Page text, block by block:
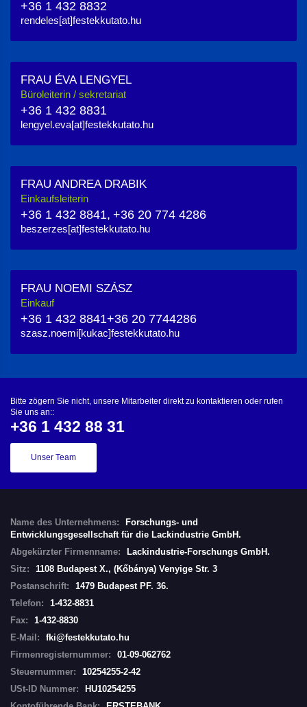
+36 1 432 8832
rendeles[at]festekkutato.hu
FRAU ÉVA LENGYEL
Büroleiterin / sekretariat
+36 1 432 8831
lengyel.eva[at]festekkutato.hu
FRAU ANDREA DRABIK
Einkaufsleiterin
+36 1 432 8841, +36 20 774 4286
beszerzes[at]festekkutato.hu
FRAU NOEMI SZÁSZ
Einkauf
+36 1 432 8841+36 20 7744286
szasz.noemi[kukac]festekkutato.hu
Bitte zögern Sie nicht, unsere Mitarbeiter direkt zu kontaktieren oder rufen
Sie uns an::
+36 1 432 88 31
Unser Team
Name des Unternehmens:
Forschungs- und
Entwicklungsgesellschaft für die Lackindustrie GmbH.
Abgekürzter Firmenname:
Lackindustrie-Forschungs GmbH.
Sitz:
1108 Budapest X., (Kőbánya) Venyige Str. 3
Postanschrift:
1479 Budapest PF. 36.
Telefon:
1-432-8831
Fax:
1-432-8830
E-Mail:
fki@festekkutato.hu
Firmenregisternummer:
01-09-062762
Steuernummer:
10254255-2-42
USt-ID Nummer:
HU10254255